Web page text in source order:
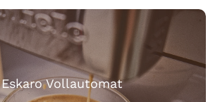
Eskaro Vollautomat